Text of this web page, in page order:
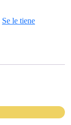
Se le tiene